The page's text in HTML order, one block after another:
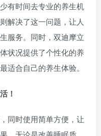
有时间去专业的养生机
解决了这一问题，让人
服务。同时，双迪摩立
状况提供了个性化的养
适合自己的养生体验。
！
同时使用简单方便，让